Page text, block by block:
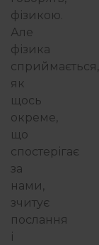
фізикою.
Але
фізика
сприймається,
як
щось
окреме,
що
спостерігає
за
нами,
зчитує
послання
і